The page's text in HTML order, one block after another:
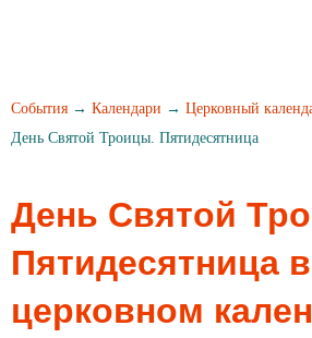
События → Календари → Церковный
День Святой Троицы. Пятидесятница
День Святой
Пятидесятница в
церковном